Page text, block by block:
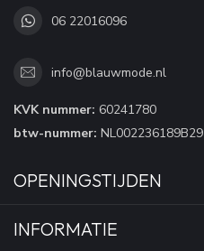
06 22016096
info@blauwmode.nl
KVK nummer: 60241780
btw-nummer: NL002236189B29
OPENINGSTIJDEN
INFORMATIE